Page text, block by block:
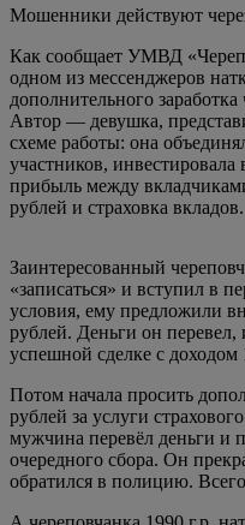
Мошенники действуют
Как сообщает УМВД
одном из мессенджеров
дополнительного
Автор — девушка,
схеме работы: она
участников,
прибыль между
рублей и страховка вкладов.
Заинтересованный
«записаться» и вступил в
условия, ему предложили
рублей. Деньги он
успешной сделке с доходом
Потом начала просить
рублей за услуги
мужчина перевёл деньги и
очередного сбора. Он
обратился в полицию.